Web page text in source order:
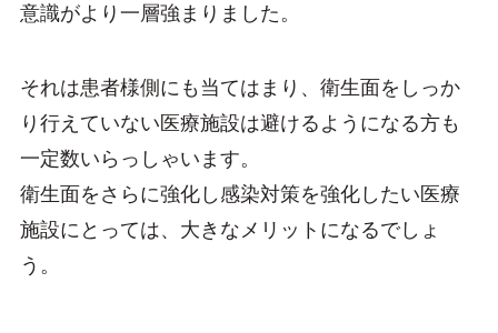
意識がより一層強まりました。
それは患者様側にも当てはまり、衛生面をしっか
り行えていない医療施設は避けるようになる方も
一定数いらっしゃいます。
衛生面をさらに強化し感染対策を強化したい医療
施設にとっては、大きなメリットになるでしょ
う。